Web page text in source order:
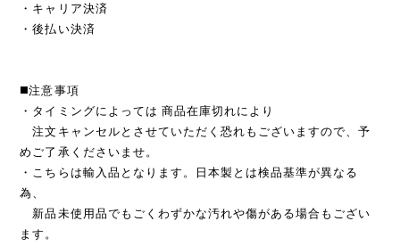
・キャリア決済
・後払い決済
◼️注意事項
・タイミングによっては 商品在庫切れにより
注文キャンセルとさせていただく恐れもございますので、予
めご了承くださいませ。
・こちらは輸入品となります。日本製とは検品基準が異なる
為、
新品未使用品でもごくわずかな汚れや傷がある場合もござい
ます。